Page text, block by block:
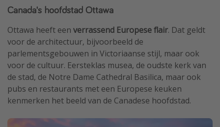
Canada's hoofdstad Ottawa
Ottawa heeft een verrassend Europese flair. Dat geldt
voor de architectuur, bijvoorbeeld de
parlementsgebouwen in Victoriaanse stijl, maar ook
voor de cultuur. Eersteklas musea, de oudste kerk van
de stad, de Notre Dame Cathedral Basilica, maar ook
pubs en restaurants met een Europese keuken
kenmerken het beeld van de Canadese hoofdstad.